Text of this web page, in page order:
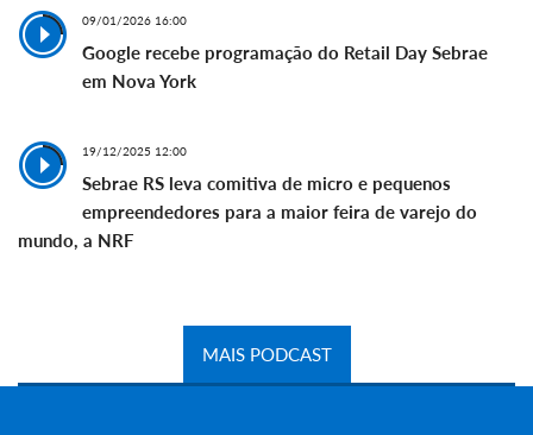
09/01/2026 16:00
Google recebe programação do Retail Day Sebrae
em Nova York
19/12/2025 12:00
Sebrae RS leva comitiva de micro e pequenos
empreendedores para a maior feira de varejo do
mundo, a NRF
MAIS PODCAST